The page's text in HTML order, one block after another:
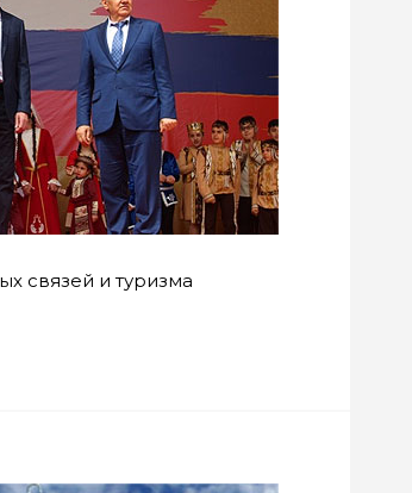
связей и туризма